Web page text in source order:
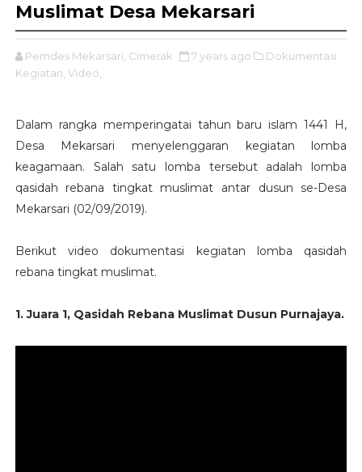
Muslimat Desa Mekarsari
Pemdes Mekarsari, Cimerak 7 years ago
Dokumentasi
Kegiatan, Video,
Dalam rangka memperingatai tahun baru islam 1441 H,
Desa Mekarsari menyelenggaran kegiatan lomba
keagamaan. Salah satu lomba tersebut adalah lomba
qasidah rebana tingkat muslimat antar dusun se-Desa
Mekarsari (02/09/2019).
Berikut video dokumentasi kegiatan lomba qasidah
rebana tingkat muslimat.
1. Juara 1, Qasidah Rebana Muslimat Dusun Purnajaya.